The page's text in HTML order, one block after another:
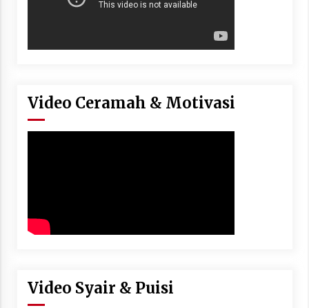
Video Ceramah & Motivasi
Video Syair & Puisi